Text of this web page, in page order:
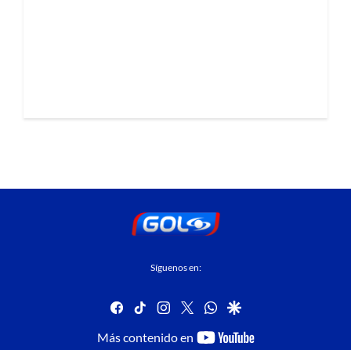
Síguenos en:
facebook
tiktok instagram
twitterwhatsapp
google
Más contenido en
youtube-